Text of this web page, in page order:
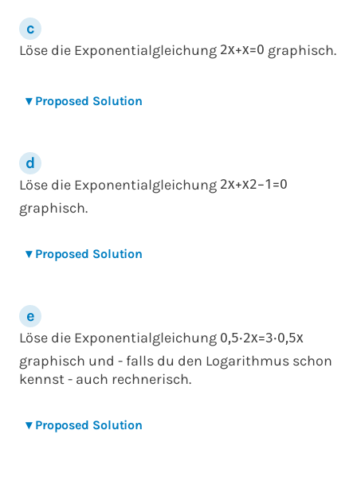
Löse die Exponentialgleichung 2x+x=0 graphisch.
▾ Proposed Solution
Löse die Exponentialgleichung 2x+x2−1 =0
graphisch.
▾ Proposed Solution
Löse die Exponentialgleichung 0,5⋅2x=3⋅0,5x
graphisch und - falls du den Logarithmus schon
kennst - auch rechnerisch.
▾ Proposed Solution